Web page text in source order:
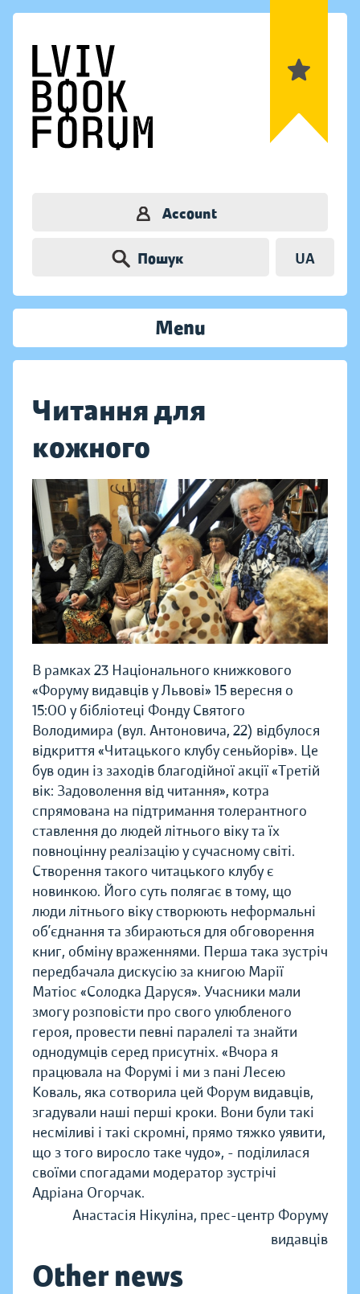
Account
Пошук UA
Menu
Читання для
кожного
В рамках 23 Національного книжкового
«Форуму видавців у Львові» 15 вересня о
15:00 у бібліотеці Фонду Святого
Володимира (вул. Антоновича, 22) відбулося
відкриття «Читацького клубу сеньйорів». Це
був один із заходів благодійної акції «Третій
вік: Задоволення від читання», котра
спрямована на підтримання толерантного
ставлення до людей літнього віку та їх
повноцінну реалізацію у сучасному світі.
Створення такого читацького клубу є
новинкою. Його суть полягає в тому, що
люди літнього віку створюють неформальні
об’єднання та збираються для обговорення
книг, обміну враженнями. Перша така зустріч
передбачала дискусію за книгою Марії
Матіос «Солодка Даруся». Учасники мали
змогу розповісти про свого улюбленого
героя, провести певні паралелі та знайти
однодумців серед присутніх. «Вчора я
працювала на Форумі і ми з пані Лесею
Коваль, яка сотворила цей Форум видавців,
згадували наші перші кроки. Вони були такі
несміливі і такі скромні, прямо тяжко уявити,
що з того виросло таке чудо», - поділилася
своїми спогадами модератор зустрічі
Адріана Огорчак.
Анастасія Нікуліна, прес-центр Форуму
видавців
Other news